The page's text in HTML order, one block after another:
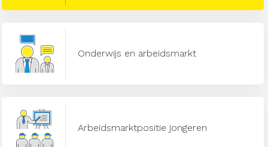
Onderwijs en arbeidsmarkt
Arbeidsmarktpositie jongeren